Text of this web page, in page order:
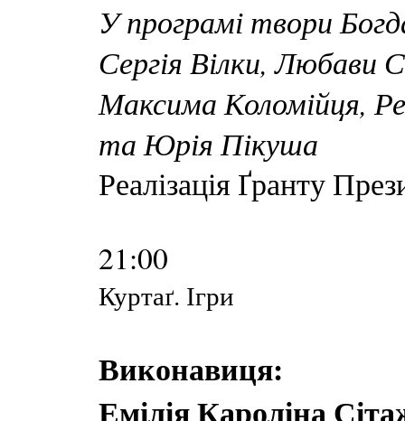
У програмі твори
Сергія Вілки, Любави
Максима Коломійця,
та Юрія Пікуша
Реалізація Ґранту
21:00
Куртаґ. Ігри
Виконавиця:
Емілія Кароліна